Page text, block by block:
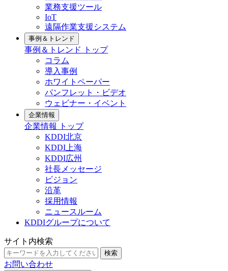
業務支援ツール
IoT
遠隔作業支援システム
事例＆トレンド
事例＆トレンド トップ
コラム
導入事例
ホワイトペーパー
パンフレット・ビデオ
ウェビナー・イベント
企業情報
企業情報 トップ
KDDI北京
KDDI上海
KDDI広州
社長メッセージ
ビジョン
沿革
採用情報
ニュースルーム
KDDIグループについて
サイト内検索
検索
お問い合わせ